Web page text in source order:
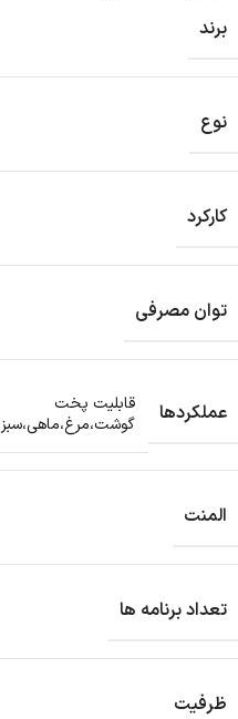
برند
نوع
کارکرد
توان مصرفی
عملکردها
قابلیت پخت
المنت
تعداد برنامه ها
ظرفیت